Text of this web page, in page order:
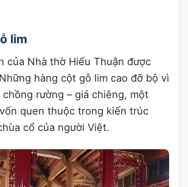
lim
của Nhà thờ Hiếu Thuận được
hàng cột gỗ lim cao đỡ bộ vì
rường – giá chiêng, một
quen thuộc trong kiến trúc
cổ của người Việt.